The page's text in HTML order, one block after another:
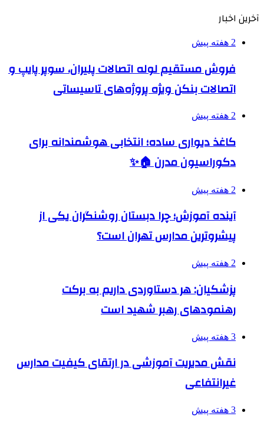
آخرین اخبار
2 هفته پیش
فروش مستقیم لوله اتصالات پلیران، سوپر پایپ و
اتصالات بنکن ویژه پروژه‌های تاسیساتی
2 هفته پیش
کاغذ دیواری ساده؛ انتخابی هوشمندانه برای
دکوراسیون مدرن 🏠✨
2 هفته پیش
آینده آموزش؛ چرا دبستان روشنگران یکی از
پیشروترین مدارس تهران است؟
2 هفته پیش
پزشکیان: هر دستاوردی داریم به برکت
رهنمودهای رهبر شهید است
3 هفته پیش
نقش مدیریت آموزشی در ارتقای کیفیت مدارس
غیرانتفاعی
3 هفته پیش